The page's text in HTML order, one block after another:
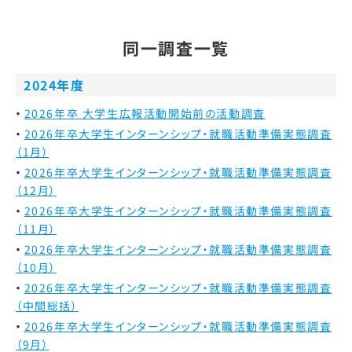
同一調査一覧
2024年度
2026年卒 大学生広報活動開始前の活動調査
2026年卒大学生インターンシップ・就職活動準備実態調査
（1月）
2026年卒大学生インターンシップ・就職活動準備実態調査
（12月）
2026年卒大学生インターンシップ・就職活動準備実態調査
（11月）
2026年卒大学生インターンシップ・就職活動準備実態調査
（10月）
2026年卒大学生インターンシップ・就職活動準備実態調査
（中間総括）
2026年卒大学生インターンシップ・就職活動準備実態調査
（9月）